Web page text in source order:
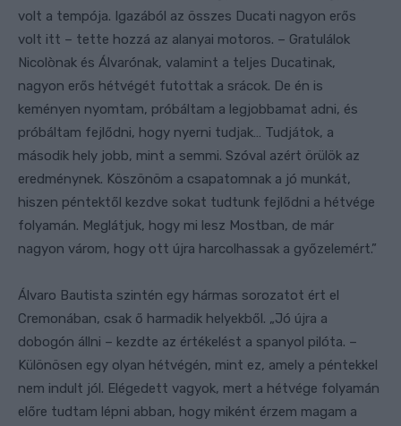
volt a tempója. Igazából az összes Ducati nagyon erős
volt itt – tette hozzá az alanyai motoros. – Gratulálok
Nicolònak és Álvarónak, valamint a teljes Ducatinak,
nagyon erős hétvégét futottak a srácok. De én is
keményen nyomtam, próbáltam a legjobbamat adni, és
próbáltam fejlődni, hogy nyerni tudjak… Tudjátok, a
második hely jobb, mint a semmi. Szóval azért örülök az
eredménynek. Köszönöm a csapatomnak a jó munkát,
hiszen péntektől kezdve sokat tudtunk fejlődni a hétvége
folyamán. Meglátjuk, hogy mi lesz Mostban, de már
nagyon várom, hogy ott újra harcolhassak a győzelemért.”
Álvaro Bautista szintén egy hármas sorozatot ért el
Cremonában, csak ő harmadik helyekből. „Jó újra a
dobogón állni – kezdte az értékelést a spanyol pilóta. –
Különösen egy olyan hétvégén, mint ez, amely a péntekkel
nem indult jól. Elégedett vagyok, mert a hétvége folyamán
előre tudtam lépni abban, hogy miként érzem magam a